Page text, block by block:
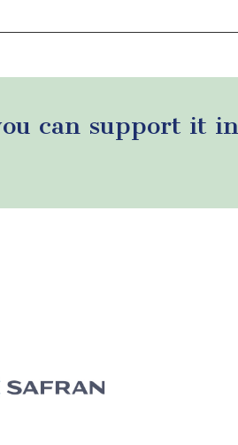
can support it in